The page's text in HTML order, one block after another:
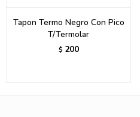
Tapon Termo Negro Con Pico
T/Termolar
$ 200